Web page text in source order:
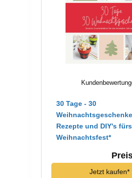
30 Tage - 30
Rezepte und DIY's fürs
Weihnachtsfest*
Jetzt kaufen*